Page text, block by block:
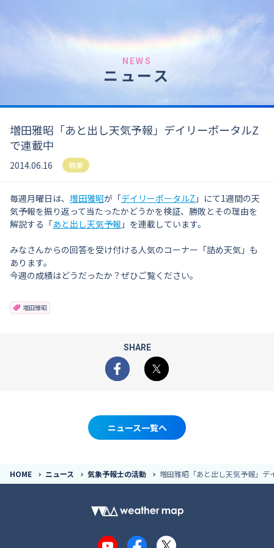
NEWS
ニュース
増田雅昭「あと出し天気予報」デイリーポータルZ
で連載中
2014.06.16 執筆
毎週月曜日は、 増田雅昭が「デイリーポータルZ 」にて1週間の天
気予報を振り返って当たったかどうかを検証、勝敗とその理由を
解説する「あと出し天気予報 」を連載しています。
みなさんからの回答を受け付ける人気のコーナー「詰め天気」も
あります。
今週の成績はどうだったか？ぜひご覧ください。
増田雅昭
SHARE
Facebook
X
ニュース一覧へ
HOME ニュース 気象予報士の活動 増田雅昭「あと出し天気予報」デ